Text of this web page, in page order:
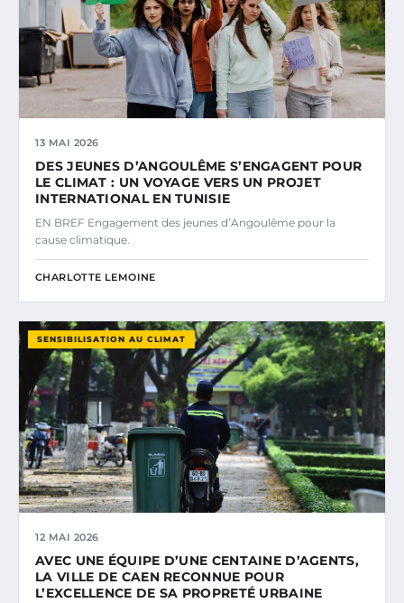
13 MAI 2026
DES JEUNES D’ANGOULÊME S’ENGAGENT POUR
LE CLIMAT : UN VOYAGE VERS UN PROJET
INTERNATIONAL EN TUNISIE
EN BREF Engagement des jeunes d’Angoulême pour la
cause climatique.
CHARLOTTE LEMOINE
SENSIBILISATION AU CLIMAT
12 MAI 2026
AVEC UNE ÉQUIPE D’UNE CENTAINE D’AGENTS,
LA VILLE DE CAEN RECONNUE POUR
L’EXCELLENCE DE SA PROPRETÉ URBAINE